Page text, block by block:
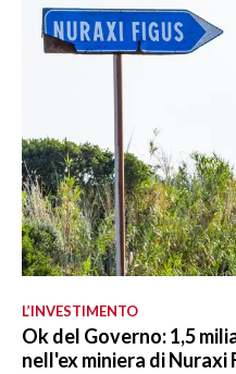
L’INVESTIMENTO
Ok del Governo: 1,5
nell'ex miniera di Nuraxi